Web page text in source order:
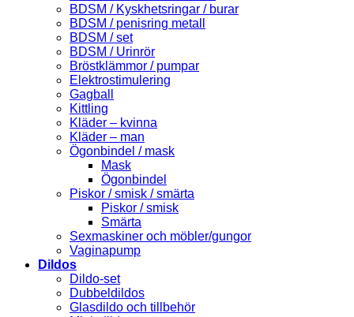
BDSM / Kyskhetsringar / burar
BDSM / penisring metall
BDSM / set
BDSM / Urinrör
Bröstklämmor / pumpar
Elektrostimulering
Gagball
Kittling
Kläder – kvinna
Kläder – man
Ögonbindel / mask
Mask
Ögonbindel
Piskor / smisk / smärta
Piskor / smisk
Smärta
Sexmaskiner och möbler/gungor
Vaginapump
Dildos
Dildo-set
Dubbeldildos
Glasdildo och tillbehör